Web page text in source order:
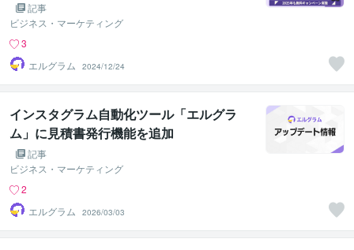
記事
ビジネス・マーケティング
3
エルグラム
2024/12/24
インスタグラム自動化ツール「エルグラ
ム」に見積書発行機能を追加
記事
ビジネス・マーケティング
2
エルグラム
2026/03/03